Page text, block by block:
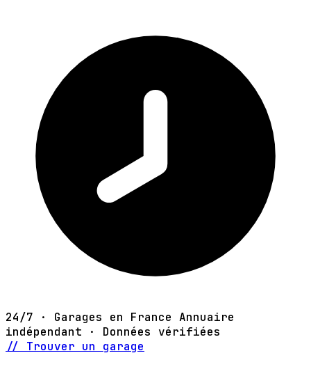
24/7 · Garages en France Annuaire
indépendant · Données vérifiées
// Trouver un garage